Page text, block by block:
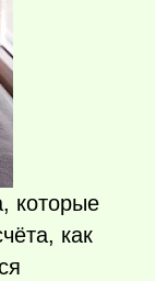
которые
как